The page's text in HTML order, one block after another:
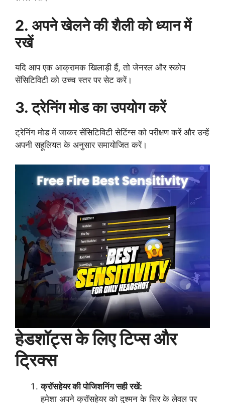
2. अपने खेलने की शैली को ध्यान में
रखें
यदि आप एक आक्रामक खिलाड़ी हैं, तो जेनरल और स्कोप
सेंसिटिविटी को उच्च स्तर पर सेट करें।
3. ट्रेनिंग मोड का उपयोग करें
ट्रेनिंग मोड में जाकर सेंसिटिविटी सेटिंग्स को परीक्षण करें और उन्हें
अपनी सहूलियत के अनुसार समायोजित करें।
हेडशॉट्स के लिए टिप्स और
ट्रिक्स
क्रॉसहेयर की पोजिशनिंग सही रखें:
हमेशा अपने क्रॉसहेयर को दुश्मन के सिर के लेवल पर